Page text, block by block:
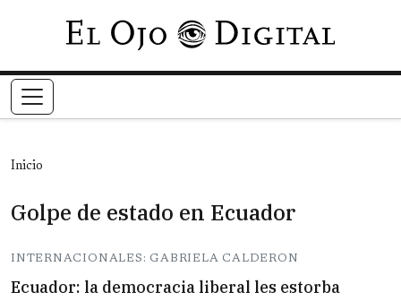
Pasar al contenido principal
Inicio
Golpe de estado en Ecuador
INTERNACIONALES: GABRIELA CALDERON
Ecuador: la democracia liberal les estorba